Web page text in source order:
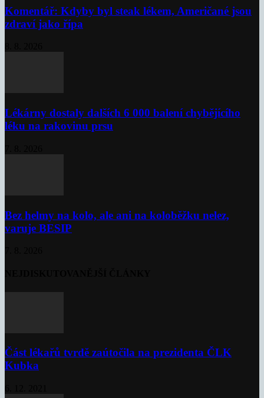
Komentář: Kdyby byl steak lékem, Američané jsou
zdraví jako řípa
Lékárny dostaly dalších 6 000 balení chybějícího
léku na rakovinu prsu
Bez helmy na kolo, ale ani na koloběžku nelez,
varuje BESIP
Část lékařů tvrdě zaútočila na prezidenta ČLK
Kubka